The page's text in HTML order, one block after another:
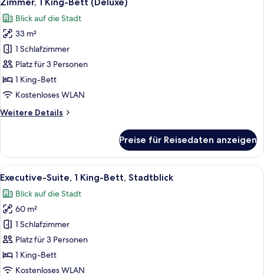
Fotos
für
Zimmer,
1 King-
Bett
(Deluxe)
anzeigen
Blick auf die Stadt
33 m²
1 Schlafzimmer
Platz für 3 Personen
1 King-Bett
Kostenloses WLAN
Weitere Details
Weitere
1 King-
Bett
(Deluxe)
Preise für Reisedaten anzeigen
Alle
Fotos
für
Executive-
Suite,
1 King-
Bett,
Stadtblick
Ein modernes Hotelzimmer mit
6
Executive-Suite, 1 King-Bett, Stadtblick
Blick auf die Stadt
60 m²
1 Schlafzimmer
Platz für 3 Personen
1 King-Bett
Kostenloses WLAN